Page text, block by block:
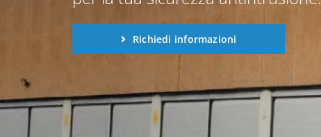
Richiedi informazioni